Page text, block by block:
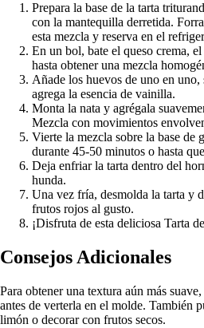
Prepara la base de la tarta
con la mantequilla derretida.
esta mezcla y reserva en el
En un bol, bate el queso crema,
hasta obtener una mezcla
Añade los huevos de uno en
agrega la esencia de vainilla.
Monta la nata y agrégala
Mezcla con movimientos
Vierte la mezcla sobre la base de
durante 45-50 minutos o hasta
Deja enfriar la tarta dentro del
hunda.
Una vez fría, desmolda la tarta y
frutos rojos al gusto.
¡Disfruta de esta deliciosa Tarta
Consejos Adicionales
Para obtener una textura aún más
antes de verterla en el molde. También
limón o decorar con frutos secos.